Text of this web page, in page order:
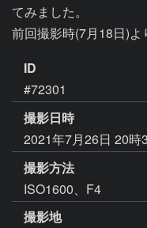
てみました。
前回撮影時(7月18日)よ
ID
#72301
撮影日時
2021年7月26日 20時
撮影方法
ISO1600、F4
撮影地